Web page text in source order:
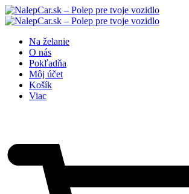
Na želanie
O nás
Pokľadňa
Môj účet
Košík
Viac